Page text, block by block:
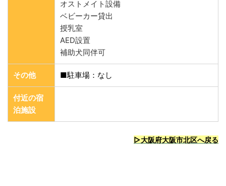
オストメイト設備
ベビーカー貸出
授乳室
AED設置
補助犬同伴可
その他 ■駐車場：なし
付近の宿
泊施設
▷大阪府大阪市北区へ戻る